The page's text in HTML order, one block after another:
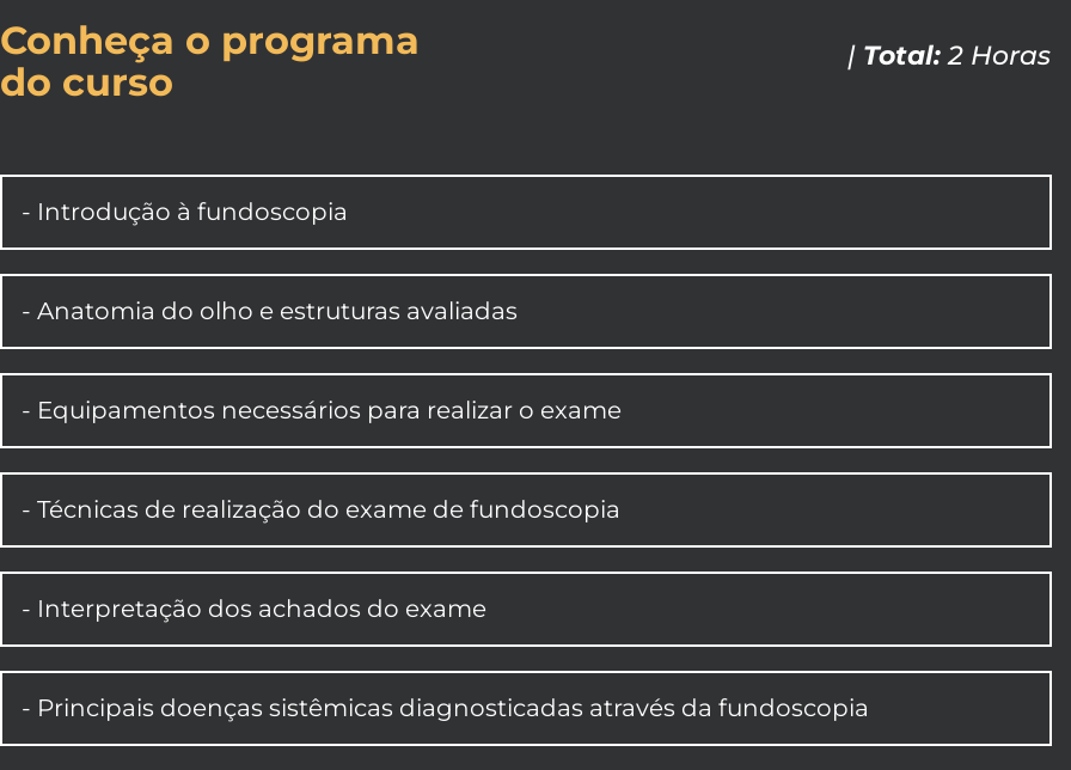
Conheça o programa
do curso
| Total:2 Horas
- Introdução à fundoscopia
- Anatomia do olho e estruturas avaliadas
- Equipamentos necessários para realizar o exame
- Técnicas de realização do exame de fundoscopia
- Interpretação dos achados do exame
- Principais doenças sistêmicas diagnosticadas através da fundoscopia